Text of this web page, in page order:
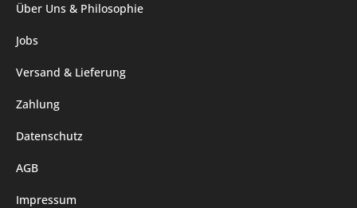
Über Uns & Philosophie
Jobs
Versand & Lieferung
Zahlung
Datenschutz
AGB
Impressum